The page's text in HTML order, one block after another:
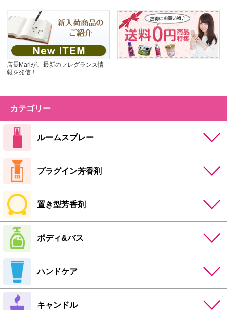
店長Mariが、最新のフレグランス情
報を発信！
カテゴリー
ルームスプレー
プラグイン芳香剤
置き型芳香剤
ボディ&バス
ハンドケア
キャンドル